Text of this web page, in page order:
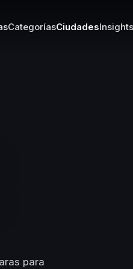
CategoríasCiudadesInsights
para